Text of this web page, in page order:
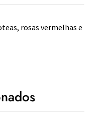
rosas vermelhas e